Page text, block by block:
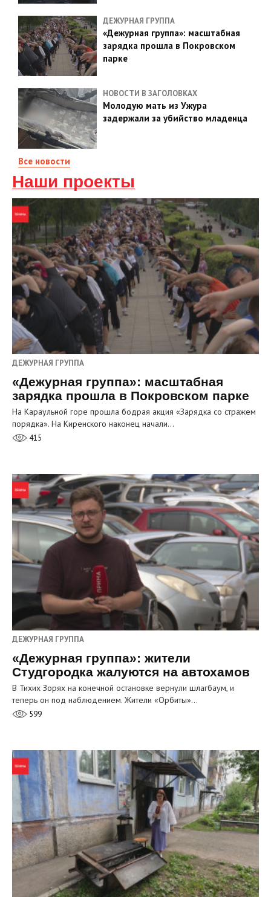
ДЕЖУРНАЯ ГРУППА
«Дежурная группа»: масштабная
зарядка прошла в Покровском
парке
НОВОСТИ В ЗАГОЛОВКАХ
Молодую мать из Ужура
задержали за убийство младенца
Все новости
Наши проекты
ДЕЖУРНАЯ ГРУППА
«Дежурная группа»: масштабная
зарядка прошла в Покровском парке
На Караульной горе прошла бодрая акция «Зарядка со стражем
порядка». На Киренского наконец начали…
415
ДЕЖУРНАЯ ГРУППА
«Дежурная группа»: жители
Студгородка жалуются на автохамов
В Тихих Зорях на конечной остановке вернули шлагбаум, и
теперь он под наблюдением. Жители «Орбиты»…
599